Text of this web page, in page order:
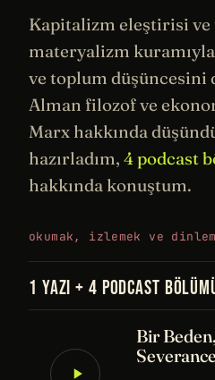
Kapitalizm eleştirisi ve
materyalizm
ve toplum düşüncesini
Alman filozof ve
Marx hakkında
hazırladım, 4 podcast
hakkında konuştum.
okumak, izlemek ve
1 YAZI + 4 PODCAST
Bir
Severance